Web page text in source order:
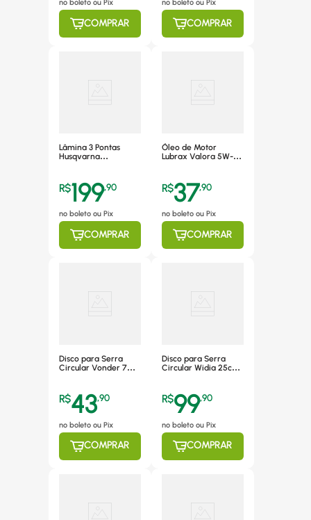
no boleto ou Pix
COMPRAR
no boleto ou Pix
COMPRAR
Lâmina 3 Pontas
Husqvarna
R$199,90
no boleto ou Pix
COMPRAR
Óleo de Motor
Lubrax Valora 5W-30
R$37,90
no boleto ou Pix
COMPRAR
Disco para Serra
Circular Vonder 7
R$43,90
no boleto ou Pix
COMPRAR
Disco para Serra
Circular Widia 25cm
4650250360
R$99,90
no boleto ou Pix
COMPRAR